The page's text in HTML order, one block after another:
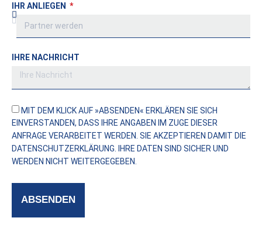
IHR ANLIEGEN
IHRE NACHRICHT
MIT DEM KLICK AUF »ABSENDEN« ERKLÄREN SIE SICH
EINVERSTANDEN, DASS IHRE ANGABEN IM ZUGE DIESER
ANFRAGE VERARBEITET WERDEN. SIE AKZEPTIEREN DAMIT DIE
DATENSCHUTZERKLÄRUNG . IHRE DATEN SIND SICHER UND
WERDEN NICHT WEITERGEGEBEN.
ABSENDEN